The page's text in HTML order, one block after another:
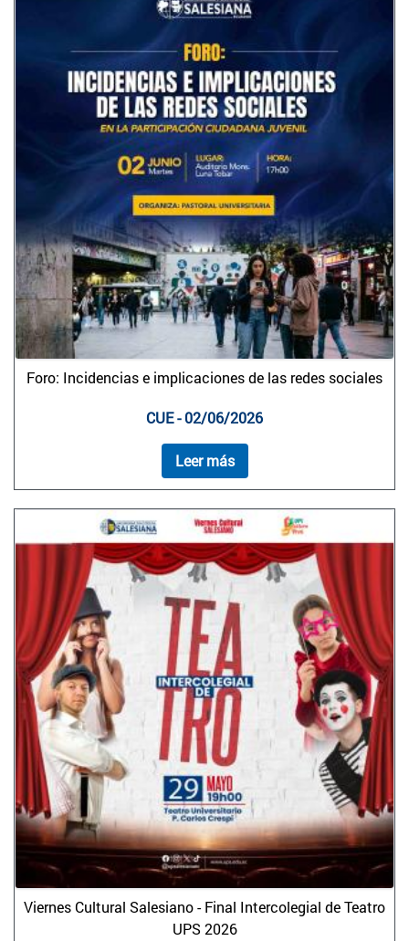
Foro: Incidencias e implicaciones de las redes sociales
CUE - 02/06/2026
Leer más
Viernes Cultural Salesiano - Final Intercolegial de Teatro
UPS 2026